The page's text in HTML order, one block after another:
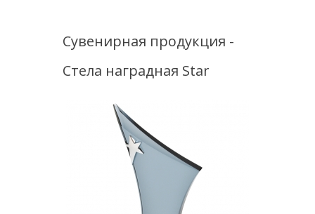
"Star"
Сувенирная продукция -
Стела наградная Star